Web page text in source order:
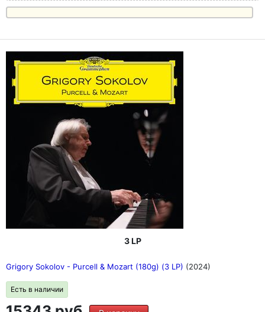
3 LP
Grigory Sokolov - Purcell & Mozart (180g) (3 LP) (2024)
Есть в наличии